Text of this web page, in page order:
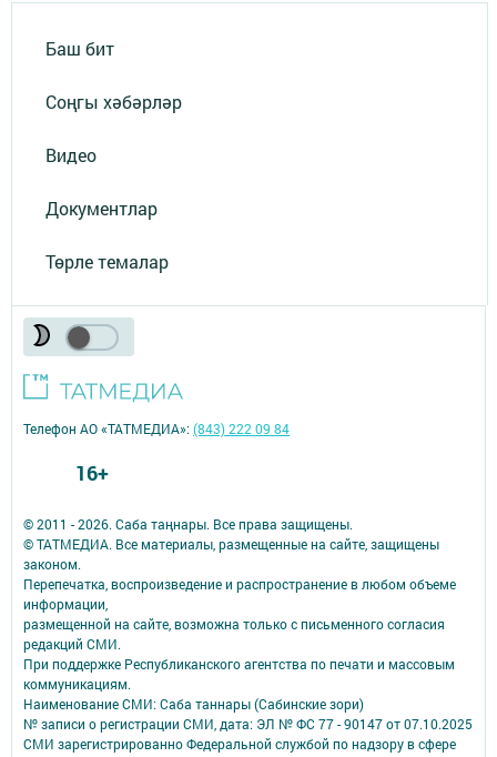
Баш бит
Соңгы хәбәрләр
Видео
Документлар
Төрле темалар
© 2011 - 2026. Саба таңнары. Все права защищены.
© ТАТМЕДИА. Все материалы, размещенные на сайте, защищены
законом.
Перепечатка, воспроизведение и распространение в любом объеме
информации,
размещенной на сайте, возможна только с письменного согласия
редакций СМИ.
При поддержке Республиканского агентства по печати и массовым
коммуникациям.
Наименование СМИ: Саба таннары (Сабинские зори)
№ записи о регистрации СМИ, дата: ЭЛ № ФС 77 - 90147 от 07.10.2025
СМИ зарегистрированно Федеральной службой по надзору в сфере
Телефон АО «ТАТМЕДИА»:(843) 222 09 84
16+